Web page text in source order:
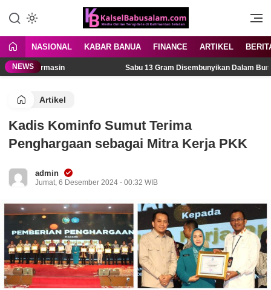
kalselbabusalam.com
Menyuarakan Kalsel,
NASIONAL KABAR BANUA FINANCE ARTIKEL
NEWS Sabu 13 Gram Disembunyikan Dalam
Artikel
Kadis Kominfo Sumut Terima
Penghargaan sebagai Mitra Kerja PKK
admin
Jumat, 6 Desember 2024 - 00:32 WIB